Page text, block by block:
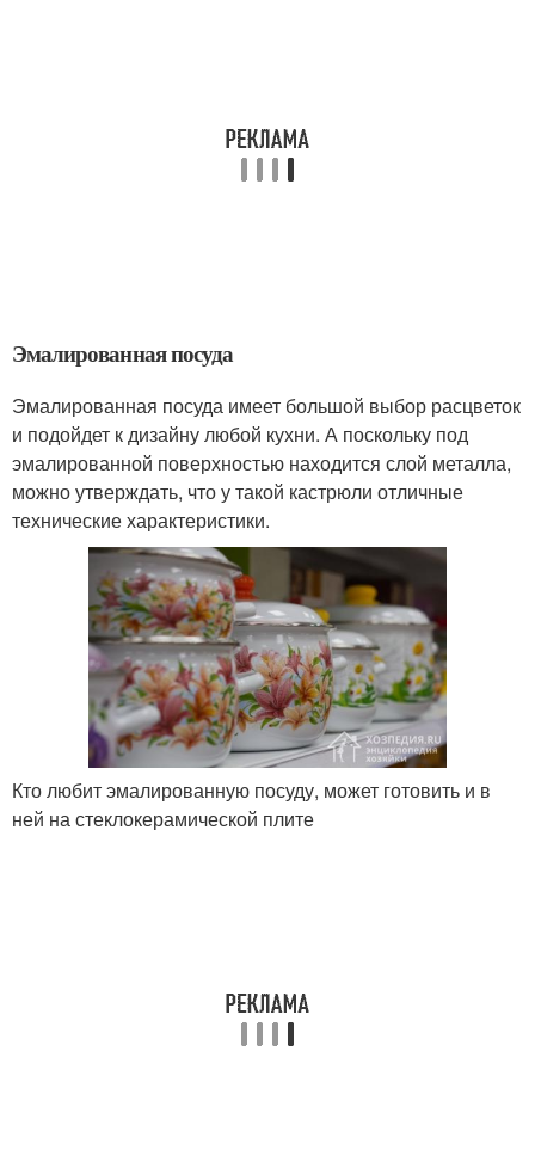
Эмалированная посуда
Эмалированная посуда имеет большой выбор расцветок
и подойдет к дизайну любой кухни. А поскольку под
эмалированной поверхностью находится слой металла,
можно утверждать, что у такой кастрюли отличные
технические характеристики.
Кто любит эмалированную посуду, может готовить и в
ней на стеклокерамической плите